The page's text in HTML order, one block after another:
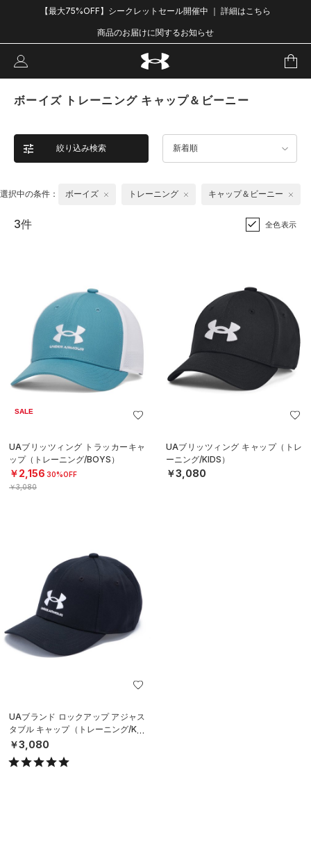
【最大75%OFF】シークレットセール開催中 ｜ 詳細はこちら
商品のお届けに関するお知らせ
ボーイズ トレーニング キャップ＆ビーニー
絞り込み検索 新着順
選択中の条件： ボーイズ トレーニング キャップ＆ビーニー
3件 全色表示
SALE
UAブリッツィング トラッカーキャ
ップ（トレーニング/BOYS）
￥2,156 30%OFF
￥3,080
UAブリッツィング キャップ（トレ
ーニング/KIDS）
￥3,080
UAブランド ロックアップ アジャス
タブル キャップ（トレーニング/KID
S）
￥3,080